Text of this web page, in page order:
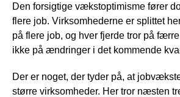
Den forsigtige vækstoptimisme fører
flere job. Virksomhederne er splittet
på flere job, og hver fjerde tror på
ikke på ændringer i det kommende
Der er noget, der tyder på, at
større virksomheder. Her tror næsten